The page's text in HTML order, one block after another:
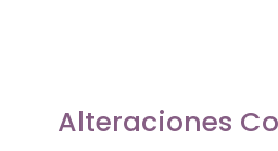
Alteraciones